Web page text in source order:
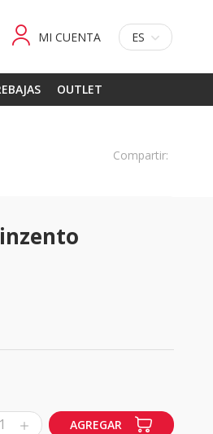
MI CUENTA ES
OUTLET
Compartir:
1 AGREGAR